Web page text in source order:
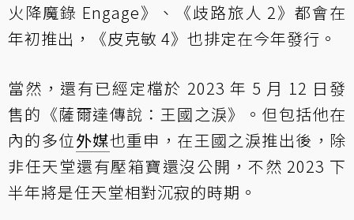
火降魔錄 Engage》、《歧路旅人 2》都會在
年初推出，《皮克敏 4》也排定在今年發行。
當然，還有已經定檔於 2023 年 5 月 12 日發
售的《薩爾達傳說：王國之淚》。但包括他在
內的多位外媒也重申，在王國之淚推出後，除
非任天堂還有壓箱寶還沒公開，不然 2023 下
半年將是任天堂相對沉寂的時期。